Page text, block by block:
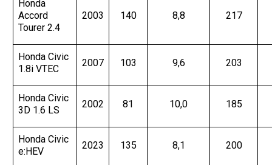
Honda
Accord
Tourer 2.4
2003 140 8,8 217
Honda Civic
1.8i VTEC
2007 103 9,6 203
Honda Civic
3D 1.6 LS
2002 81 10,0 185
Honda Civic
e:HEV
2023 135 8,1 200